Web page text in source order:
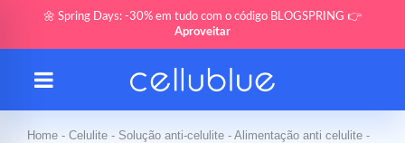
🌼 Spring Days: -30% em tudo com o código BLOGSPRING 👉
Aproveitar
Home - Celulite - Solução anti-celulite - Alimentação anti celulite -